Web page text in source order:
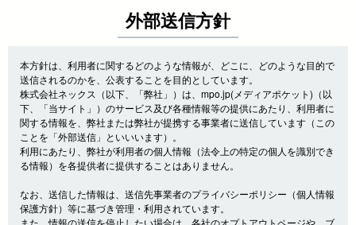
外部送信方針
本方針は、利用者に関するどのような情報が、どこに、どのような目的で
送信されるのかを、公表することを目的としています。
株式会社ネックス（以下、「弊社」）は、mpo.jp(メディアポケット)（以
下、「当サイト」）のサービス及び各種情報等の提供にあたり、利用者に
関する情報を、弊社または弊社が提携する事業者に送信しています（この
ことを「外部送信」といいいます）。
利用にあたり、弊社が利用者の個人情報（法令上の特定の個人を識別でき
る情報）を各提供者に提供することはありません。
なお、送信した情報は、送信先事業者のプライバシーポリシー（個人情報
保護方針）等に基づき管理・利用されています。
また、情報の送信を停止したい場合は、各社のオプトアウトページや、ブ